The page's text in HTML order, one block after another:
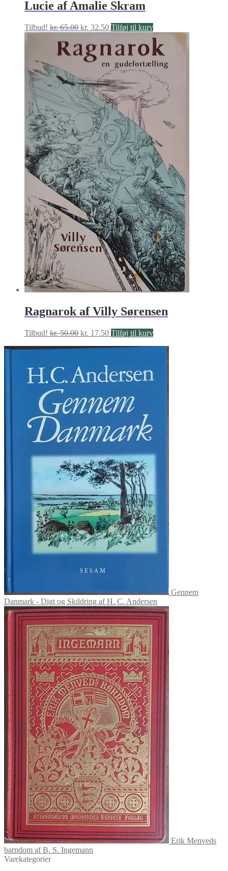
Lucie af Amalie Skram
Tilbud! kr.65.00 Den
pris
var:
kr. 65.00.
kr. 32.50Den
pris
er:
kr. 32.50.
Tilføj til kurv
Ragnarok af Villy Sørensen
Tilbud! kr.50.00 Den
pris
kr. 50.00.
kr. 17.50Den
pris
kr. 17.50.
Tilføj til kurv
Gennem
Danmark - Digt og Skildring af H. C. Andersen
Erik Menveds
barndom af B. S. Ingemann
Varekategorier